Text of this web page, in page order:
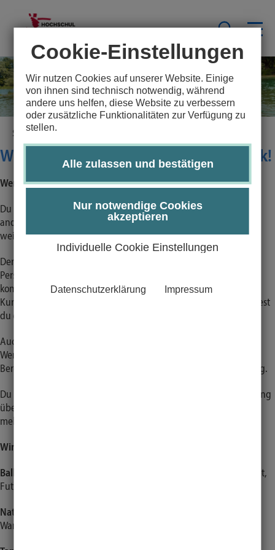
Cookie-Einstellungen
Wir nutzen Cookies auf unserer Website. Einige
von ihnen sind technisch notwendig, während
andere uns helfen, diese Website zu verbessern
oder zusätzliche Funktionalitäten zur Verfügung zu
stellen.
Alle zulassen und bestätigen
Nur notwendige Cookies
akzeptieren
Individuelle Cookie Einstellungen
Datenschutzerklärung Impressum
Startseite
Werde Teil des Hochschulsports Lübeck!
Werde Teil des Hochschulsports Lübeck!
Du liebst Sport, Bewegung und Teamwork? Du hast Spaß daran,
andere zu motivieren, zu begeistern und dein Wissen
weiterzugeben? Dann haben wir genau das Richtige für dich!
Der
Persönlichkeiten zur
kommenden Semestern. Egal ob du bereits Erfahrung als
Kursleiter*in hast oder neu durchstarten möchtest – bei uns findest
du eine Plattform, um deine Leidenschaft mit anderen zu teilen.
Auch abseits der Sporthalle freuen wir uns über Unterstützung:
Wenn du Interesse an Eventplanung hast oder gerne kreativ im
Bereich Social Media unterwegs bist, bist du bei uns genau richtig.
Du möchtest deine Leidenschaft mit anderen teilen, Verantwortung
übernehmen und den Hochschulsport aktiv mitgestalten? Dann
melde dich bei uns unter
Wir suchen aktuell Kursleiter*innen für:
Ballsportliebhaber*innen:
Volleyball, Beach-Volleyball, Roundnet,
Futsal, Tischtennis
Natur-/Wassersportfans:
Wanderexkursionen, SUP